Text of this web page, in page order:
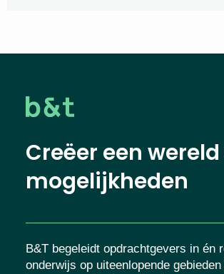
Creëer een
mogelijkheden
B&T begeleidt opdrachtgevers in én
onderwijs op uiteenlopende